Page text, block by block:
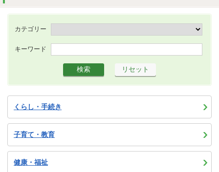
カテゴリー
キーワード
くらし・手続き
子育て・教育
健康・福祉